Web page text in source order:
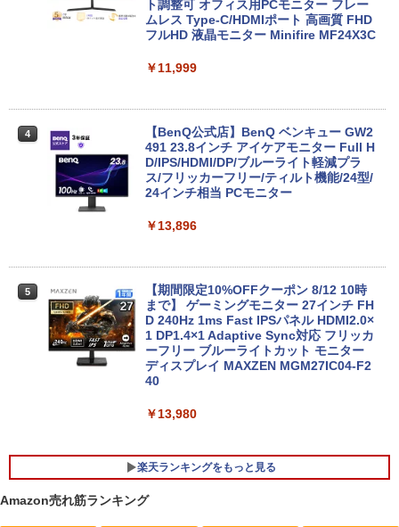
￥9,980
n N4000/4GB/64GB eMMC/HD IPS液晶
Type-C データ/充電可）/microSD対応
（最大128GB）/Windows 11 Pro／Dolb
y Audio）【整備済み中古品】
in11搭載 パソコンノートパソコンoffice
付き 初心者向けノートPC 初期設定済 1
5.6型 インテル高速CPU ランダムで発送
メモリ4GB～ 高速SSD1TB 最大 フルHD
Webカメラ zoom 軽量薄型 無線 型番更
新で在庫処分
￥46,248
SSD 128GB～2TB メモリ8GB～32GB 2
年保証 安い 激安 オフィス業務 事務作業
デスクワーク 動画視聴 おしゃれ 本体の
み
Tiny Gen 5 12TES7DK00 (Windows 11
Pro/インテル Core i5 14500T/メモリ:16
GB/SSD:256GB)【デスクトップパソコ
ン】【送料無料】
￥139,500
ト調整可 オフィス用PCモニター フレー
ムレス Type-C/HDMIポート 高画質 FHD
フルHD 液晶モニター Minifire MF24X3C
￥11,999
4
【BenQ公式店】BenQ ベンキュー GW2
491 23.8インチ アイケアモニター Full H
D/IPS/HDMI/DP/ブルーライト軽減プラ
ス/フリッカーフリー/ティルト機能/24型/
24インチ相当 PCモニター
￥13,896
5
【期間限定10%OFFクーポン 8/12 10時
まで】 ゲーミングモニター 27インチ FH
D 240Hz 1ms Fast IPSパネル HDMI2.0×
1 DP1.4×1 Adaptive Sync対応 フリッカ
ーフリー ブルーライトカット モニター
ディスプレイ MAXZEN MGM27IC04-F2
40
￥13,980
楽天ランキングをもっと見る
Amazon売れ筋ランキング